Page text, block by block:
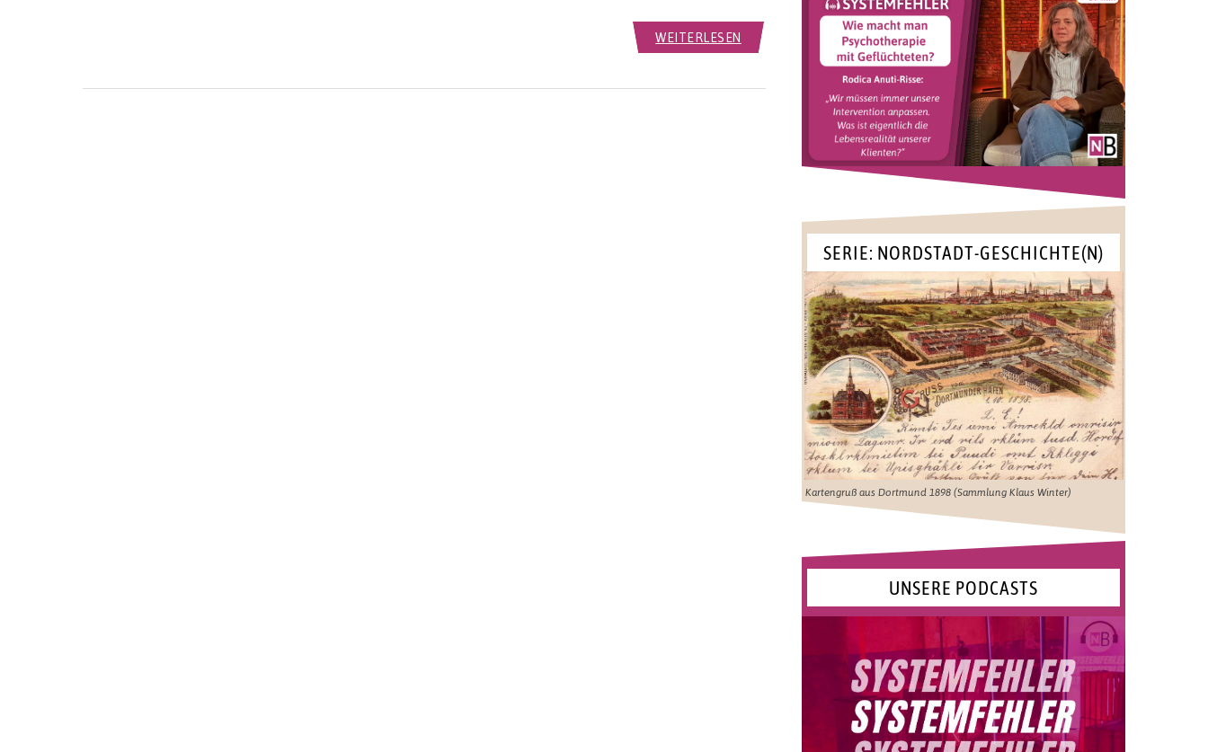
WEITERLESEN
SERIE: NORDSTADT-GESCHICHTE(N)
Kartengruß aus Dortmund 1898 (Sammlung Klaus Winter)
UNSERE PODCASTS